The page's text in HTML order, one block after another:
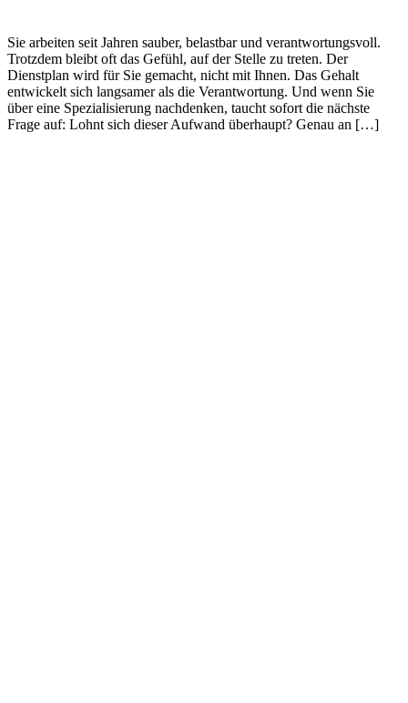
Sie arbeiten seit Jahren sauber, belastbar und verantwortungsvoll.
Trotzdem bleibt oft das Gefühl, auf der Stelle zu treten. Der
Dienstplan wird für Sie gemacht, nicht mit Ihnen. Das Gehalt
entwickelt sich langsamer als die Verantwortung. Und wenn Sie
über eine Spezialisierung nachdenken, taucht sofort die nächste
Frage auf: Lohnt sich dieser Aufwand überhaupt? Genau an […]